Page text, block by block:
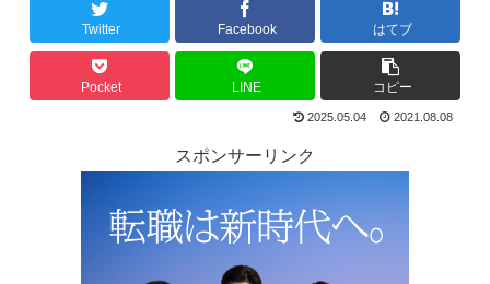
Twitter Facebook はてブ
Pocket LINE コピー
2025.05.04 2021.08.08
スポンサーリンク